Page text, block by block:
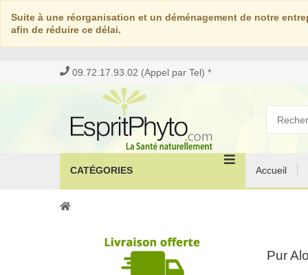
Suite à une réorganisation et un déménagement de notre
afin de réduire ce délai.
09.72.17.93.02 (Appel par Tel) *
CATÉGORIES Accueil
Pur